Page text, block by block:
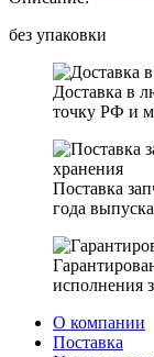
без упаковки
Доставка в
точку РФ и
Поставка
года
исполнения
О компании
Поставка